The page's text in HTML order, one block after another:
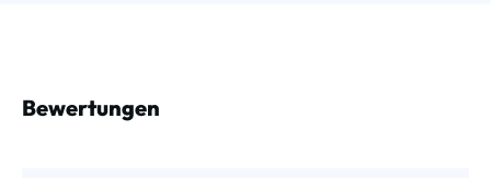
Bewertungen